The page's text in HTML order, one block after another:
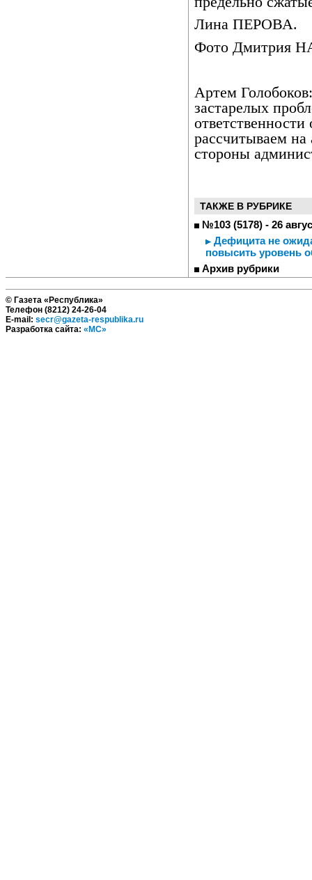
Лина ПЕРОВА.
Фото Дмитрия
Артем
застарелых
рассчитываем
стороны
ТАКЖЕ В РУБРИКЕ
№103 (5178) - 26
Дефицита не
повысить уровень
Архив рубрики
© Газета «Республика»
Телефон (8212) 24-26-04
E-mail: secr@gazeta-respublika.ru
Разработка сайта: «МС»